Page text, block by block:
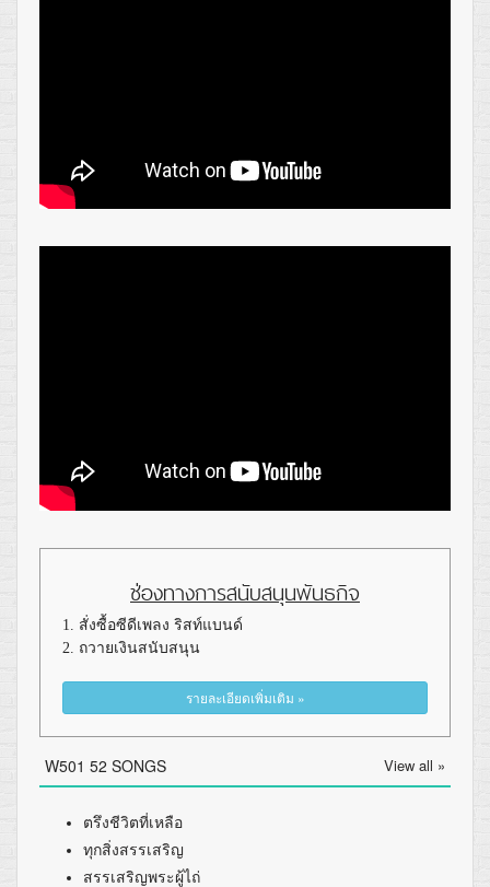
ช่องทางการสนับสนุนพันธกิจ
1. สั่งซื้อซีดีเพลง ริสท์แบนด์
2. ถวายเงินสนับสนุน
รายละเอียดเพิ่มเติม »
W501 52 SONGS View all »
ตรึงชีวิตที่เหลือ
ทุกสิ่งสรรเสริญ
สรรเสริญพระผู้ไถ่